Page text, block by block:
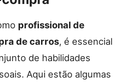
profissional de
de carros, é essencial
de habilidades
Aqui estão algumas